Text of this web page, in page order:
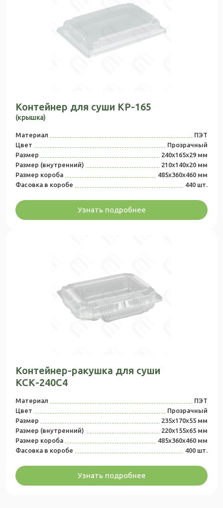
Контейнер для суши КР-165
(крышка)
Материал
ПЭТ
Цвет
Прозрачный
Размер
240х165х29 мм
Размер (внутренний)
210х140х20 мм
Размер короба
485x360x460 мм
Фасовка в коробе
440 шт.
Узнать подробнее
Контейнер-ракушка для суши
КСК-240С4
Материал
ПЭТ
Цвет
Прозрачный
Размер
235х170х55 мм
Размер (внутренний)
220х155х65 мм
Размер короба
485x360x460 мм
Фасовка в коробе
400 шт.
Узнать подробнее